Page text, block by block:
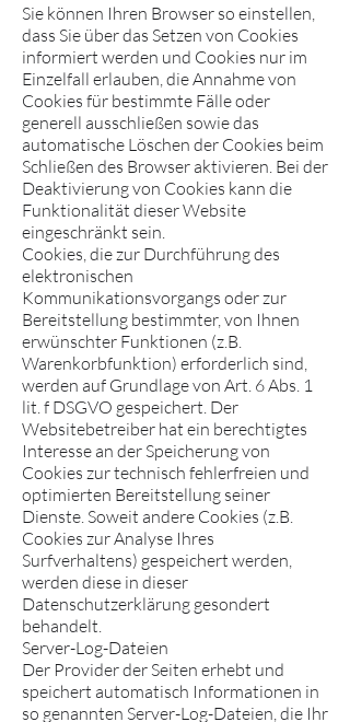
Sie können Ihren Browser so einstellen,
dass Sie über das Setzen von Cookies
informiert werden und Cookies nur im
Einzelfall erlauben, die Annahme von
Cookies für bestimmte Fälle oder
generell ausschließen sowie das
automatische Löschen der Cookies beim
Schließen des Browser aktivieren. Bei der
Deaktivierung von Cookies kann die
Funktionalität dieser Website
eingeschränkt sein.
Cookies, die zur Durchführung des
elektronischen
Kommunikationsvorgangs oder zur
Bereitstellung bestimmter, von Ihnen
erwünschter Funktionen (z.B.
Warenkorbfunktion) erforderlich sind,
werden auf Grundlage von Art. 6 Abs. 1
lit. f DSGVO gespeichert. Der
Websitebetreiber hat ein berechtigtes
Interesse an der Speicherung von
Cookies zur technisch fehlerfreien und
optimierten Bereitstellung seiner
Dienste. Soweit andere Cookies (z.B.
Cookies zur Analyse Ihres
Surfverhaltens) gespeichert werden,
werden diese in dieser
Datenschutzerklärung gesondert
behandelt.
Server-Log-Dateien
Der Provider der Seiten erhebt und
speichert automatisch Informationen in
so genannten Server-Log-Dateien, die Ihr